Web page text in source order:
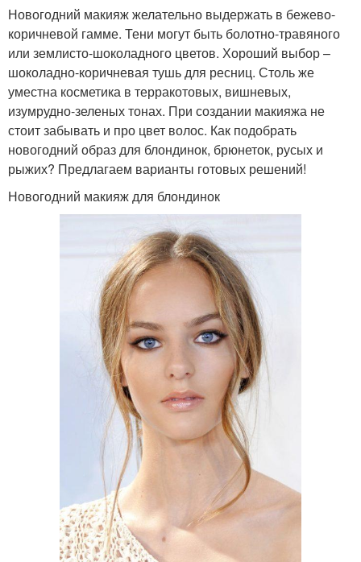
Новогодний макияж желательно выдержать в бежево-
коричневой гамме. Тени могут быть болотно-травяного
или землисто-шоколадного цветов. Хороший выбор –
шоколадно-коричневая тушь для ресниц. Столь же
уместна косметика в терракотовых, вишневых,
изумрудно-зеленых тонах. При создании макияжа не
стоит забывать и про цвет волос. Как подобрать
новогодний образ для блондинок, брюнеток, русых и
рыжих? Предлагаем варианты готовых решений!
Новогодний макияж для блондинок